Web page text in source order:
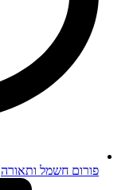
פורום חשמל ותאורה